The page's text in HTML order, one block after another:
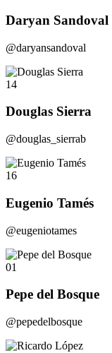
Daryan Sandoval
@daryansandoval
14
Douglas Sierra
@douglas_sierrab
16
Eugenio Tamés
@eugeniotames
01
Pepe del Bosque
@pepedelbosque